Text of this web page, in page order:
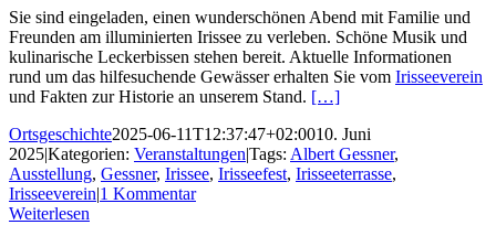
Sie sind eingeladen, einen wunderschönen Abend mit Familie und
Freunden am illuminierten Irissee zu verleben. Schöne Musik und
kulinarische Leckerbissen stehen bereit. Aktuelle Informationen
rund um das hilfesuchende Gewässer erhalten Sie vom Irisseeverein
und Fakten zur Historie an unserem Stand. […]
Ortsgeschichte2025-06-11T12:37:47+02:0010. Juni
2025|Kategorien: Veranstaltungen|Tags: Albert Gessner,
Ausstellung, Gessner, Irissee, Irisseefest, Irisseeterrasse,
Irisseeverein|1 Kommentar
Weiterlesen